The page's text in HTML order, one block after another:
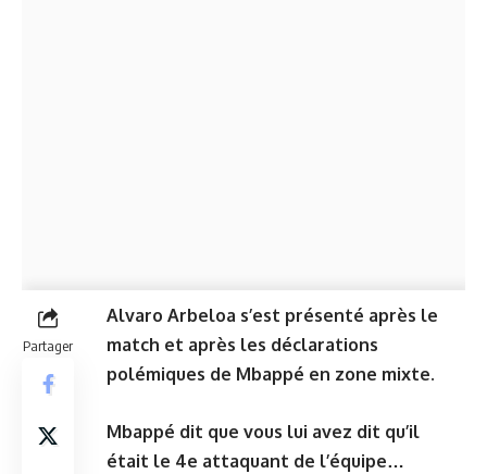
Partager
Alvaro Arbeloa s’est présenté après le
match et après les déclarations
polémiques de Mbappé en zone mixte.
Mbappé dit que vous lui avez dit qu’il
était le 4e attaquant de l’équipe…